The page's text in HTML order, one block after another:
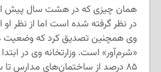
همان چیزی که در هشت سال پیش از
در نظر گرفته شده است اما از نظر
وی همچنین تصدیق کرد که وضعیت
«شرم‌آور» است. وزارتخانه وی در